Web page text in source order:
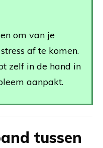
om van je
af te komen.
zelf in de hand in
aanpakt.
tussen